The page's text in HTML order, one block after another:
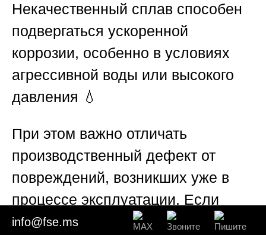
Некачественный сплав способен
подвергаться ускоренной
коррозии, особенно в условиях
агрессивной воды или высокого
давления 💧
При этом важно отличать
производственный дефект от
повреждений, возникших уже в
процессе эксплуатации. Если
смеситель подвергался
info@fse.ms